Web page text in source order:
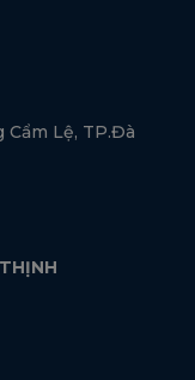
Lệ, TP.Đà